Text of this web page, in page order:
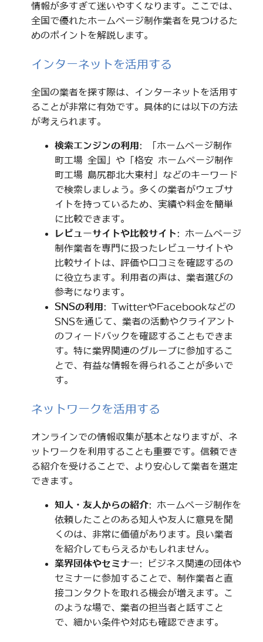
情報が多すぎて迷いやすくなります。ここでは、
全国で優れたホームページ制作業者を見つけるた
めのポイントを解説します。
インターネットを活用する
全国の業者を探す際は、インターネットを活用す
ることが非常に有効です。具体的には以下の方法
が考えられます。
検索エンジンの利用 : 「ホームページ制作
町工場 全国」や「格安 ホームページ制作
町工場 島尻郡北大東村」などのキーワード
で検索しましょう。多くの業者がウェブサ
イトを持っているため、実績や料金を簡単
に比較できます。
レビューサイトや比較サイト: ホームページ
制作業者を専門に扱ったレビューサイトや
比較サイトは、評価や口コミを確認するの
に役立ちます。利用者の声は、業者選びの
参考になります。
SNSの利用 : TwitterやFacebookなどの
SNSを通じて、業者の活動やクライアント
のフィードバックを確認することもできま
す。特に業界関連のグループに参加するこ
とで、有益な情報を得られることが多いで
す。
ネットワークを活用する
オンラインでの情報収集が基本となりますが、ネ
ットワークを利用することも重要です。信頼でき
る紹介を受けることで、より安心して業者を選定
できます。
知人・友人からの紹介: ホームページ制作を
依頼したことのある知人や友人に意見を聞
くのは、非常に価値があります。良い業者
を紹介してもらえるかもしれません。
業界団体やセミナー: ビジネス関連の団体や
セミナーに参加することで、制作業者と直
接コンタクトを取れる機会が増えます。こ
のような場で、業者の担当者と話すこと
で、細かい条件や対応も確認できます。